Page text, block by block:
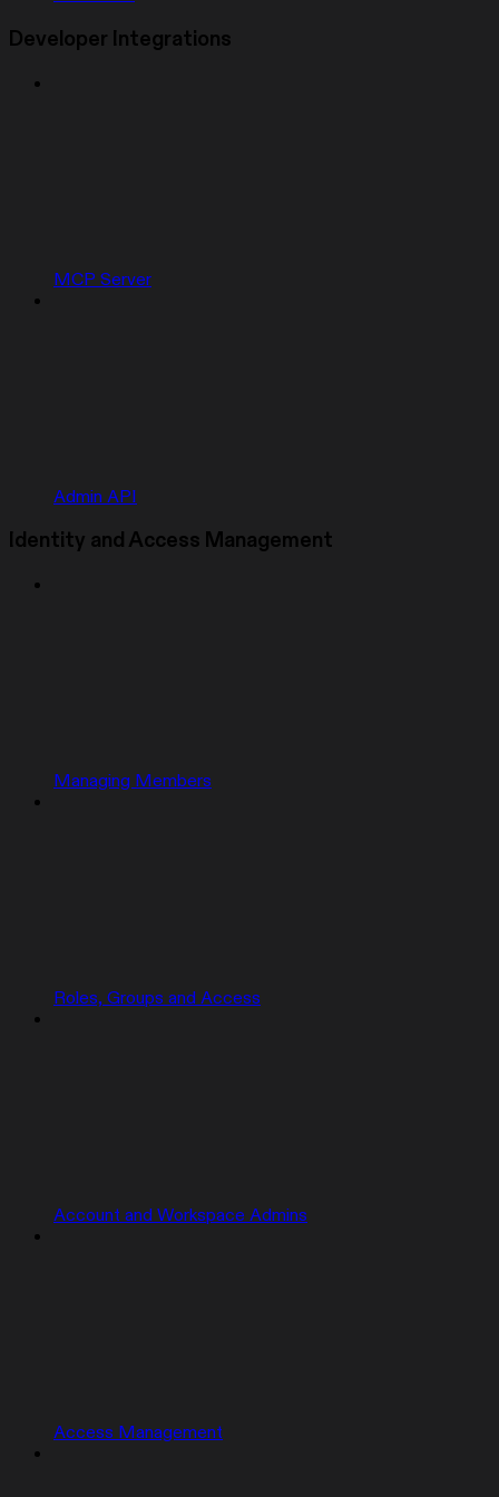
Developer Integrations
MCP Server
Admin API
Identity and Access Management
Managing Members
Roles, Groups and Access
Account and Workspace Admins
Access Management